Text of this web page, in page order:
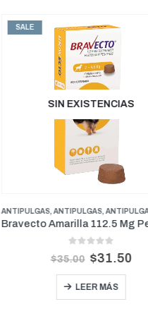
SALE
SIN EXISTENCIAS
ANTIPULGAS,ANTIPULGAS,ANTIPULGAS PERROS
out of 5
$35.00 $31.50
LEER MÁS